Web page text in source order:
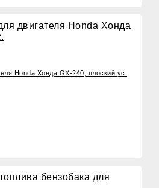
Honda Хонда GX-240, плоский ус.